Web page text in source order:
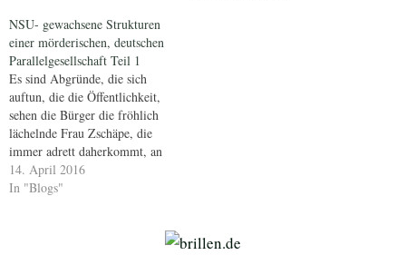
NSU- gewachsene Strukturen
einer mörderischen, deutschen
Parallelgesellschaft Teil 1
Es sind Abgründe, die sich
auftun, die die Öffentlichkeit,
sehen die Bürger die fröhlich
lächelnde Frau Zschäpe, die
immer adrett daherkommt, an
dem von Richter Götzl und
seinen Kollegen, vertretenen
und Frau Zschäpe tut alles, um
14. April 2016
In "Blogs"